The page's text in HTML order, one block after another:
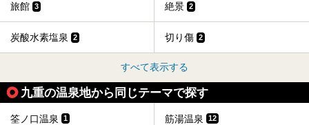
旅館 3 絶景 2
炭酸水素塩泉 2 切り傷 2
すべて表示する
九重の温泉地から同じテーマで探す
筌ノ口温泉 1 筋湯温泉 12